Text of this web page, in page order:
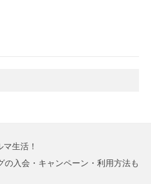
生活！
の入会・キャンペーン・利用方法も